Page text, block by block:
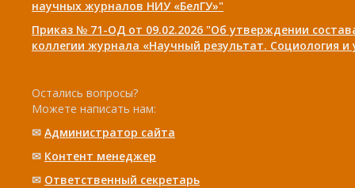
научных журналов НИУ «БелГУ»"
Приказ № 71-ОД от 09.02.2026 "Об утверждении
коллегии журнала «Научный результат. Социология и
Остались вопросы?
Можете написать нам:
✉ Администратор сайта
✉ Контент менеджер
✉ Ответственный cекретарь